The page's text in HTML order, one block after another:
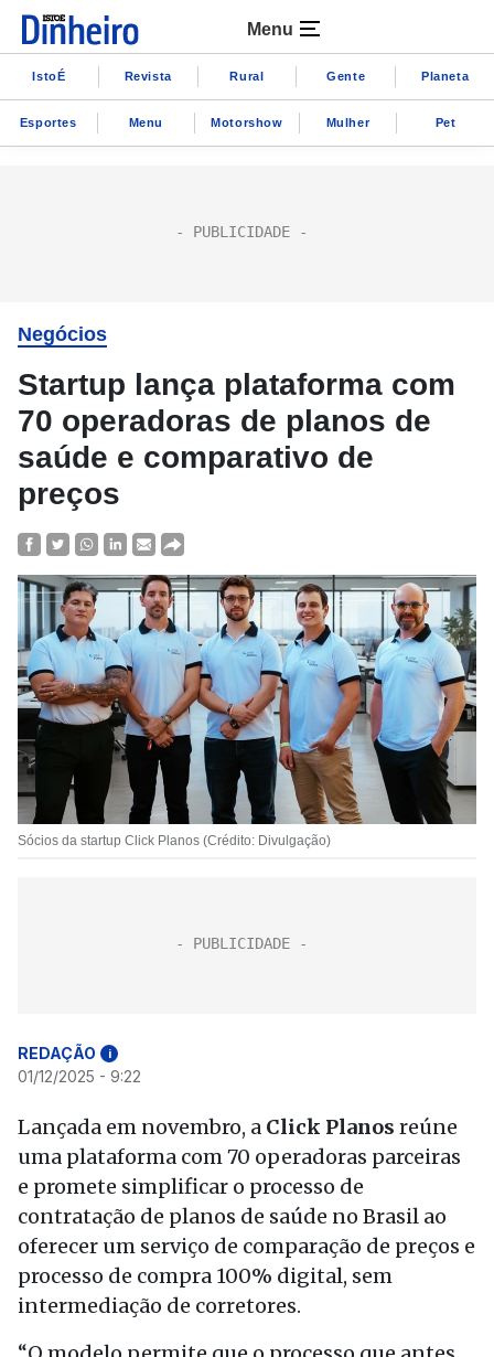
Menu
IstoÉ Revista Rural Gente Planeta
Esportes Menu Motorshow Mulher Pet
Negócios
Startup lança plataforma com
70 operadoras de planos de
saúde e comparativo de
preços
Sócios da startup Click Planos (Crédito: Divulgação)
REDAÇÃO i
01/12/2025 - 9:22
Lançada em novembro, a Click Planos reúne
uma plataforma com 70 operadoras parceiras
e promete simplificar o processo de
contratação de planos de saúde no Brasil ao
oferecer um serviço de comparação de preços e
processo de compra 100% digital, sem
intermediação de corretores.